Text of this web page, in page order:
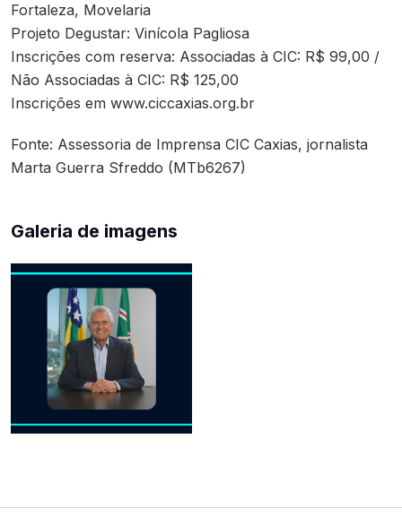
Fortaleza, Movelaria
Projeto Degustar: Vinícola Pagliosa
Inscrições com reserva: Associadas à CIC: R$ 99,00 /
Não Associadas à CIC: R$ 125,00
Inscrições em www.ciccaxias.org.br
Fonte: Assessoria de Imprensa CIC Caxias, jornalista
Marta Guerra Sfreddo (MTb6267)
Galeria de imagens